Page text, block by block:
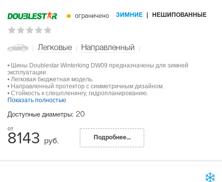
ограничено ЗИМНИЕ НЕШИПОВАННЫЕ
Легковые Направленный
• Шины Doublestar Winterking DW09 предназначены для зимней
эксплуатации.
• Легковая бюджетная модель.
• Направленный протектор с симметричным дизайном.
• Стойкость к слешпленингу, гидропланированию.
Показать полностью
Доступные диаметры: 20
8143 руб. Подробнее...